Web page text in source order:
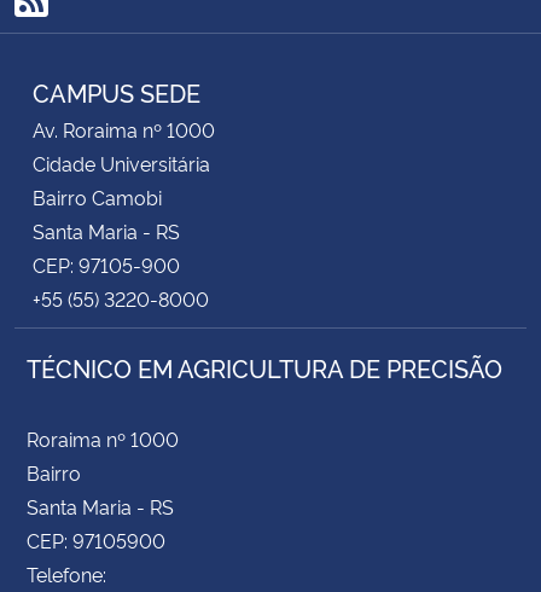
Secretaria-Geral
Secretaria de Governo
Gabinete de Segurança Institucional
Advocacia-Geral da União
Banco Central do Brasil
RSS
CAMPUS SEDE
Av. Roraima nº 1000
Cidade Universitária
Bairro Camobi
Santa Maria - RS
CEP: 97105-900
+55 (55) 3220-8000
TÉCNICO EM AGRICULTURA DE PRECISÃO
Roraima nº 1000
Bairro
Santa Maria - RS
CEP: 97105900
Telefone: